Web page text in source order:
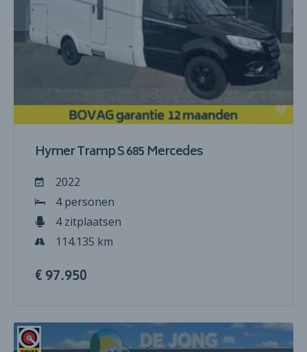
Hymer Tramp S 685 Mercedes
2022
4 personen
4 zitplaatsen
114.135 km
€ 97.950